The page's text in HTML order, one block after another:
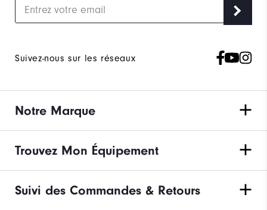
Suivez-nous sur les réseaux
Notre Marque
Trouvez Mon Équipement
Suivi des Commandes & Retours